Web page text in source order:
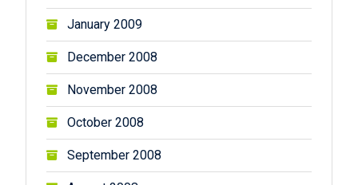
January 2009
December 2008
November 2008
October 2008
September 2008